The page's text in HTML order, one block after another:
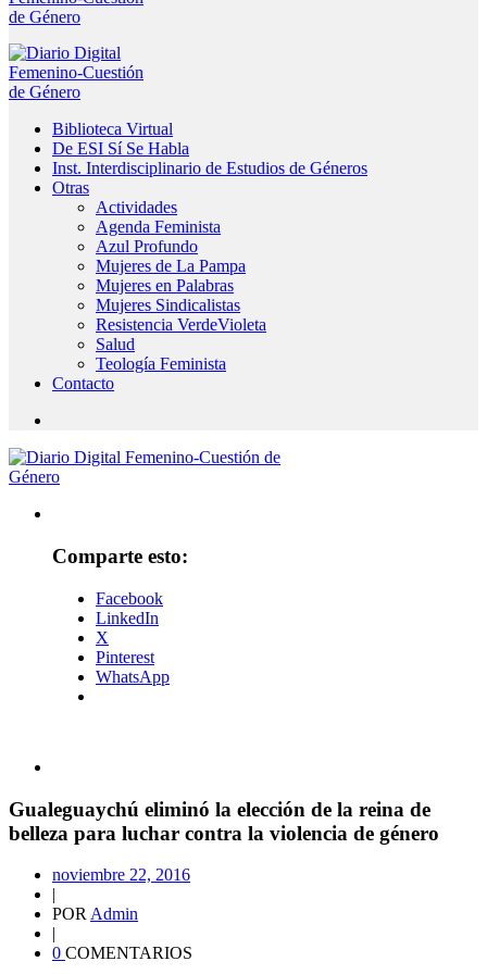
Biblioteca Virtual
De ESI Sí Se Habla
Inst. Interdisciplinario de Estudios de Géneros
Otras
Actividades
Agenda Feminista
Azul Profundo
Mujeres de La Pampa
Mujeres en Palabras
Mujeres Sindicalistas
Resistencia VerdeVioleta
Salud
Teología Feminista
Contacto
Comparte esto:
Facebook
LinkedIn
X
Pinterest
WhatsApp
Gualeguaychú eliminó la elección de la reina de
belleza para luchar contra la violencia de género
noviembre 22, 2016
|
POR Admin
|
0 COMENTARIOS